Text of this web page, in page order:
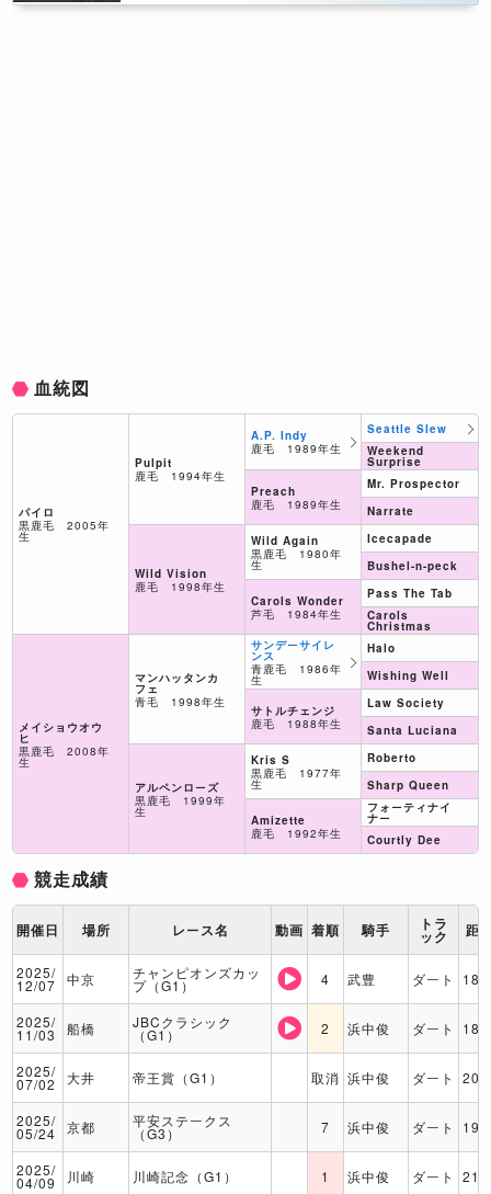
血統図
パイロ
黒鹿毛 2005年
生
メイショウオウ
ヒ
黒鹿毛 2008年
生
Pulpit
鹿毛 1994年生
Wild Vision
鹿毛 1998年生
マンハッタンカ
フェ
青毛 1998年生
アルペンローズ
黒鹿毛 1999年
生
A.P. Indy
鹿毛 1989年生
Preach
鹿毛 1989年生
Wild Again
黒鹿毛 1980年
生
Carols Wonder
芦毛 1984年生
サンデーサイレ
ンス
青鹿毛 1986年
生
サトルチェンジ
鹿毛 1988年生
Kris S
黒鹿毛 1977年
生
Amizette
鹿毛 1992年生
Seattle Slew
Weekend
Surprise
Mr. Prospector
Narrate
Icecapade
Bushel-n-peck
Pass The Tab
Carols
Christmas
Halo
Wishing Well
Law Society
Santa Luciana
Roberto
Sharp Queen
フォーティナイ
ナー
Courtly Dee
競走成績
開催日 場所 レース名 動画 着順 騎手 トラ
ック 距
2025/
12/07 中京 チャンピオンズカッ
プ（G1） 4 武豊 ダート
2025/
11/03 船橋 JBCクラシック
（G1） 2 浜中俊 ダート
2025/
07/02 大井 帝王賞（G1） 取消 浜中俊 ダート
2025/
05/24 京都 平安ステークス
（G3） 7 浜中俊 ダート
2025/
04/09 川崎 川崎記念（G1） 1 浜中俊 ダート